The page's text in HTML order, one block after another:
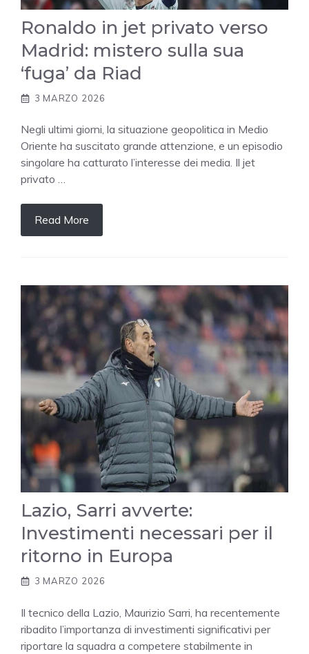
Ronaldo in jet privato verso
Madrid: mistero sulla sua
‘fuga’ da Riad
3 MARZO 2026
Negli ultimi giorni, la situazione geopolitica in Medio
Oriente ha suscitato grande attenzione, e un episodio
singolare ha catturato l’interesse dei media. Il jet
privato …
Read More
Lazio, Sarri avverte:
Investimenti necessari per il
ritorno in Europa
3 MARZO 2026
Il tecnico della Lazio, Maurizio Sarri, ha recentemente
ribadito l’importanza di investimenti significativi per
riportare la squadra a competere stabilmente in